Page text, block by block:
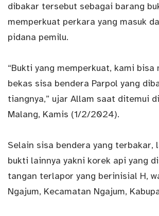
dibakar tersebut sebagai barang
memperkuat perkara yang masuk
pidana pemilu.
“Bukti yang memperkuat, kami bisa
bekas sisa bendera Parpol yang
tiangnya,” ujar Allam saat ditemui
Malang, Kamis (1/2/2024).
Selain sisa bendera yang terbakar,
bukti lainnya yakni korek api yang
tangan terlapor yang berinisial H,
Ngajum, Kecamatan Ngajum,